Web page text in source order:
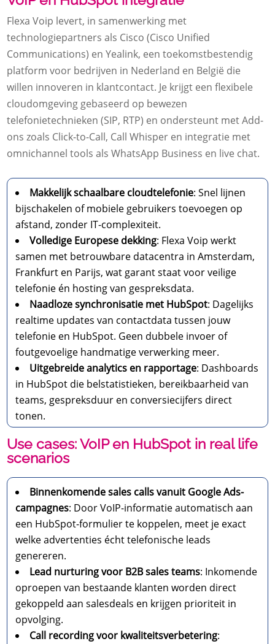
Flexa Voip levert, in samenwerking met
technologiepartners als Cisco (Cisco Unified
Communications) en Yealink, een toekomstbestendig
platform voor bedrijven in Nederland en België die
willen innoveren in klantcontact. Je krijgt een flexibele
cloudomgeving gebaseerd op bewezen
telefonietechnieken (SIP, RTP) en ondersteunt met Add-
ons zoals Click-to-Call, Call Whisper en integratie met
omnichannel tools als WhatsApp Business en live chat.
Makkelijk schaalbare cloudtelefonie: Snel lijnen
bijschakelen of mobiele gebruikers toevoegen op
afstand, zonder IT-complexiteit.
Volledige Europese dekking: Flexa Voip werkt
samen met betrouwbare datacentra in Amsterdam,
Frankfurt en Parijs, wat garant staat voor veilige
telefonie én hosting van gespreksdata.
Naadloze synchronisatie met HubSpot: Dagelijks
realtime updates van contactdata tussen jouw
telefonie en HubSpot. Geen dubbele invoer of
foutgevoelige handmatige verwerking meer.
Uitgebreide analytics en rapportage: Dashboards
in HubSpot die belstatistieken, bereikbaarheid van
teams, gespreksduur en conversiecijfers direct
tonen.
Use cases: VoIP en HubSpot in real life
scenarios
Binnenkomende sales calls vanuit Google Ads-
campagnes: Door VoIP-informatie automatisch aan
een HubSpot-formulier te koppelen, meet je exact
welke advertenties écht telefonische leads
genereren.
Lead nurturing voor B2B sales teams: Inkomende
oproepen van bestaande klanten worden direct
gekoppeld aan salesdeals en krijgen prioriteit in
opvolging.
Call recording voor kwaliteitsverbetering: